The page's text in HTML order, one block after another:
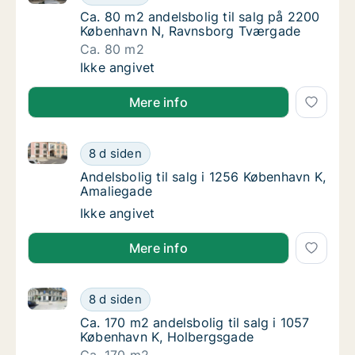
Ca. 80 m2 andelsbolig til salg på 2200
Ca. 80 m2 andelsbolig til salg på 2200
København N, Ravnsborg Tværgade
Ca. 80 m2
Ca. 80 m2 andelsbolig til salg på 2200
Ikke angivet
Mere info
Andelsbolig til salg i 1256 København K,
8 d siden
Andelsbolig til salg i 1256 København K, Amaliegade
Andelsbolig til salg i 1256 København K,
Andelsbolig til salg i 1256 København K,
Amaliegade
Andelsbolig til salg i 1256 København K,
Ikke angivet
Mere info
Ca. 170 m2 andelsbolig til salg i 1057
8 d siden
Ca. 170 m2 andelsbolig til salg i 1057 København K,
Ca. 170 m2 andelsbolig til salg i 1057
Ca. 170 m2 andelsbolig til salg i 1057
København K, Holbergsgade